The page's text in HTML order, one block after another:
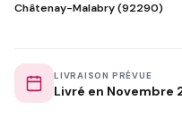
Châtenay-Malabry (92290)
LIVRAISON PRÉVUE
Livré en Novembre